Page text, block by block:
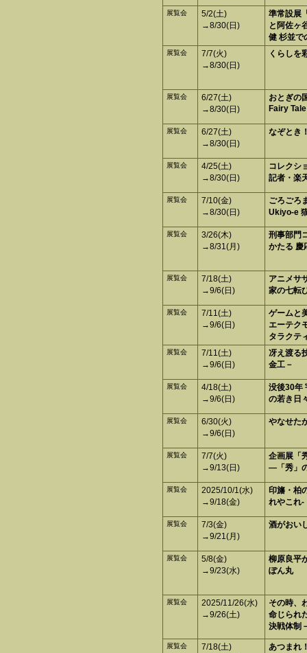
展覧会
5/2(土)
→8/30(日)
準常設展
と阿佐ヶ
健 杉並で
展覧会
7/7(火)
→8/30(日)
くらしを
展覧会
6/27(土)
→8/30(日)
おとぎの
Fairy
展覧会
6/27(土)
→8/30(日)
なぞとき
展覧会
4/25(土)
→8/30(日)
コレクシ
記者・楽
展覧会
7/10(金)
→8/30(日)
ごろごろ
Ukiyo-e
展覧会
3/26(木)
→8/31(月)
刑事部門
かたる 慶
展覧会
7/18(土)
→9/6(日)
アニメサ
家の七転
展覧会
7/11(土)
→9/6(日)
ゲームと
エーテク
タラクテ
展覧会
7/11(土)
→9/6(日)
冴え渡る
金工－
展覧会
4/18(土)
→9/6(日)
没後30年
の若き日
展覧会
6/30(火)
→9/6(日)
やなせた
展覧会
7/7(火)
→9/13(日)
企画展「
―「秀」
展覧会
2025/10/1(水)
→9/18(金)
印旛・柏
れやこれ‐
展覧会
7/3(金)
→9/21(月)
酒がおい
展覧会
5/8(金)
→9/23(水)
柳原良平
ぽん丸
展覧会
2025/11/26(水)
→9/26(土)
その時、
命じられ
決戦体制
展覧会
7/18(土)
あつまれ